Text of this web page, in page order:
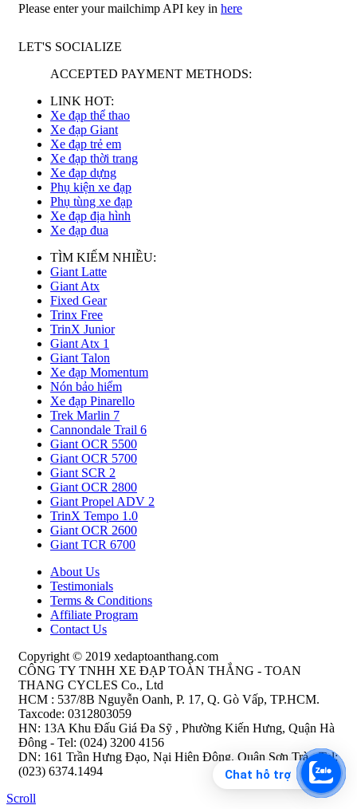
Chat hỗ trợ
Please enter your mailchimp API key in here
LET'S SOCIALIZE
ACCEPTED PAYMENT METHODS:
LINK HOT:
Xe đạp thể thao
Xe đạp Giant
Xe đạp trẻ em
Xe đạp thời trang
Xe đạp dựng
Phụ kiện xe đạp
Phụ tùng xe đạp
Xe đạp địa hình
Xe đạp đua
TÌM KIẾM NHIỀU:
Giant Latte
Giant Atx
Fixed Gear
Trinx Free
TrinX Junior
Giant Atx 1
Giant Talon
Xe đạp Momentum
Nón bảo hiểm
Xe đạp Pinarello
Trek Marlin 7
Cannondale Trail 6
Giant OCR 5500
Giant OCR 5700
Giant SCR 2
Giant OCR 2800
Giant Propel ADV 2
TrinX Tempo 1.0
Giant OCR 2600
Giant TCR 6700
About Us
Testimonials
Terms & Conditions
Affiliate Program
Contact Us
Copyright © 2019 xedaptoanthang.com
CÔNG TY TNHH XE ĐẠP TOÀN THẮNG - TOAN
THANG CYCLES Co., Ltd
HCM : 537/8B Nguyễn Oanh, P. 17, Q. Gò Vấp, TP.HCM.
Taxcode: 0312803059
HN: 13A Khu Đấu Giá Đa Sỹ , Phường Kiến Hưng, Quận Hà
Đông - Tel: (024) 3200 4156
DN: 161 Trần Hưng Đạo, Nại Hiên Đông, Quận Sơn Trà - Tel:
(023) 6374.1494
Scroll